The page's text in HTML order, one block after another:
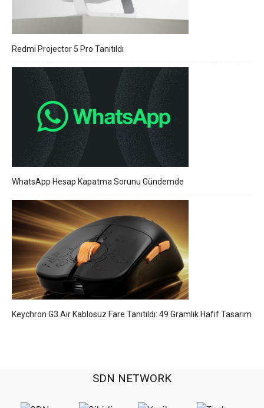
Redmi Projector 5 Pro Tanıtıldı
WhatsApp Hesap Kapatma Sorunu Gündemde
Keychron G3 Air Kablosuz Fare Tanıtıldı: 49 Gramlık Hafif Tasarım
SDN NETWORK